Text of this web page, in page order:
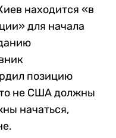
находится «в
для начала
позицию
не США должны
начаться,